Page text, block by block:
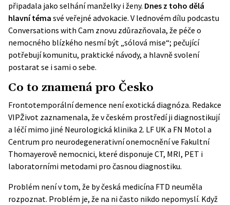
připadala jako selhání manželky i ženy. Dnes z toho dělá
hlavní téma své veřejné advokacie. V lednovém dílu podcastu
Conversations with Cam znovu zdůrazňovala, že péče o
nemocného blízkého nesmí být „sólová mise“; pečující
potřebují komunitu, praktické návody, a hlavně svolení
postarat se i sami o sebe.
Co to znamená pro Česko
Frontotemporální demence není exotická diagnóza. Redakce
VIPŽivot zaznamenala, že v českém prostředí ji diagnostikují
a léčí mimo jiné Neurologická klinika 2. LF UK a FN Motol a
Centrum pro neurodegenerativní onemocnění ve Fakultní
Thomayerově nemocnici, které disponuje CT, MRI, PET i
laboratorními metodami pro časnou diagnostiku.
Problém není v tom, že by česká medicína FTD neuměla
rozpoznat. Problém je, že na ni často nikdo nepomyslí. Když